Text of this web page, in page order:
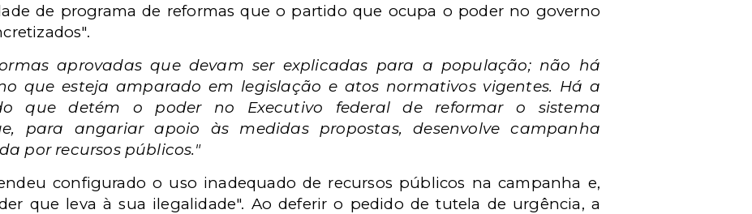
de programa de reformas que o partido que ocupa o poder no governo
aprovadas que devam ser explicadas para a população; não há
que esteja amparado em legislação e atos normativos vigentes. Há a
que detém o poder no Executivo federal de reformar o sistema
para angariar apoio às medidas propostas, desenvolve campanha
por recursos públicos."
configurado o uso inadequado de recursos públicos na campanha e,
que leva à sua ilegalidade". Ao deferir o pedido de tutela de urgência, a